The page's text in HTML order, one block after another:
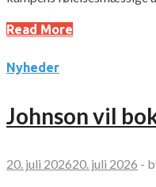
Read More
Nyheder
Johnson vil
20. juli 202620. juli 2026 -